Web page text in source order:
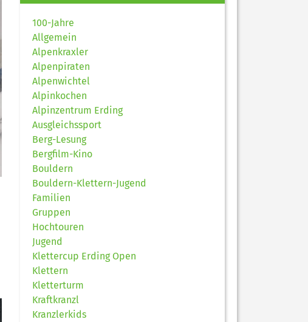
100-Jahre
Allgemein
Alpenkraxler
Alpenpiraten
Alpenwichtel
Alpinkochen
Alpinzentrum Erding
Ausgleichssport
Berg-Lesung
Bergfilm-Kino
Bouldern
Bouldern-Klettern-Jugend
Familien
Gruppen
Hochtouren
Jugend
Klettercup Erding Open
Klettern
Kletterturm
Kraftkranzl
Kranzlerkids